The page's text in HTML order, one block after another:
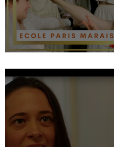
Stage théâtre à